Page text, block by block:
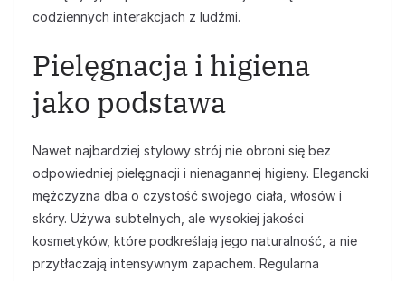
codziennych interakcjach z ludźmi.
Pielęgnacja i higiena
jako podstawa
Nawet najbardziej stylowy strój nie obroni się bez
odpowiedniej pielęgnacji i nienagannej higieny. Elegancki
mężczyzna dba o czystość swojego ciała, włosów i
skóry. Używa subtelnych, ale wysokiej jakości
kosmetyków, które podkreślają jego naturalność, a nie
przytłaczają intensywnym zapachem. Regularna